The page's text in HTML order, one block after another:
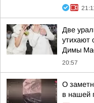
Две
утихают
Димы
20:57
О
в нашей